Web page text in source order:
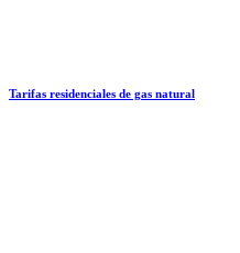
Tarifas residenciales de gas natural